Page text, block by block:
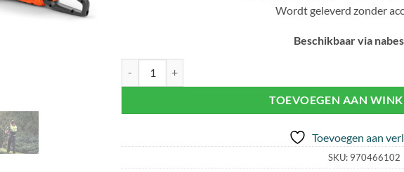
Wordt geleverd zonder
Beschikbaar via
TOEVOEGEN AAN
Toevoegen aan
SKU: 970466102